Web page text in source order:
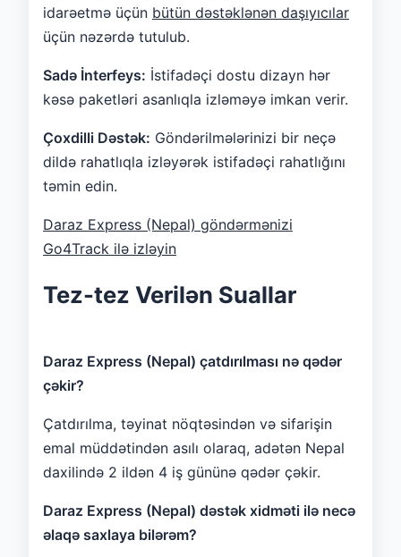
idarəetmə üçün bütün dəstəklənən daşıyıcılar
üçün nəzərdə tutulub.
Sadə İnterfeys: İstifadəçi dostu dizayn hər
kəsə paketləri asanlıqla izləməyə imkan verir.
Çoxdilli Dəstək: Göndərilmələrinizi bir neçə
dildə rahatlıqla izləyərək istifadəçi rahatlığını
təmin edin.
Daraz Express (Nepal) göndərmənizi
Go4Track ilə izləyin
Tez-tez Verilən Suallar
Daraz Express (Nepal) çatdırılması nə qədər
çəkir?
Çatdırılma, təyinat nöqtəsindən və sifarişin
emal müddətindən asılı olaraq, adətən Nepal
daxilində 2 ildən 4 iş gününə qədər çəkir.
Daraz Express (Nepal) dəstək xidməti ilə necə
əlaqə saxlaya bilərəm?